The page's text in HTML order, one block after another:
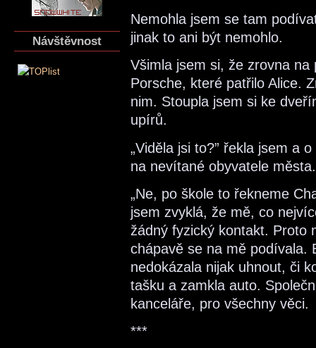
Návštěvnost
Nemohla jsem se tam
jinak to ani být nemohlo.
Všimla jsem si, že zrovna
Porsche, které patřilo Alice.
nim. Stoupla jsem si ke
upírů.
„Viděla jsi to?” řekla jsem a
na nevítané obyvatele města.
„Ne, po škole to řekneme
jsem zvyklá, že mě, co
žádný fyzický kontakt. Proto
chápavě se na mě podívala.
nedokázala nijak uhnout, či
tašku a zamkla auto.
kanceláře, pro všechny věci.
***